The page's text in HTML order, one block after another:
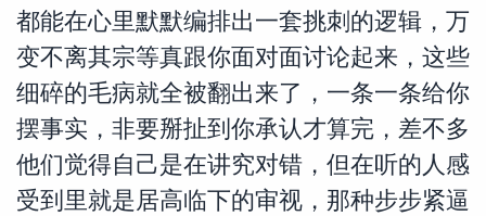
都能在心里默默编排出一套挑刺的逻辑，万
变不离其宗等真跟你面对面讨论起来，这些
细碎的毛病就全被翻出来了，一条一条给你
摆事实，非要掰扯到你承认才算完，差不多
他们觉得自己是在讲究对错，但在听的人感
受到里就是居高临下的审视，那种步步紧逼